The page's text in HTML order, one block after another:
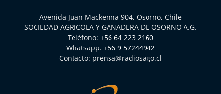
Avenida Juan Mackenna 904, Osorno, Chile
SOCIEDAD AGRICOLA Y GANADERA DE OSORNO A.G.
Teléfono: +56 64 223 2160
Whatsapp: +56 9 57244942
Contacto: prensa@radiosago.cl